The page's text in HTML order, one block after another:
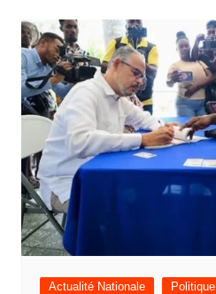
l’article
Actualité Nationale Politique